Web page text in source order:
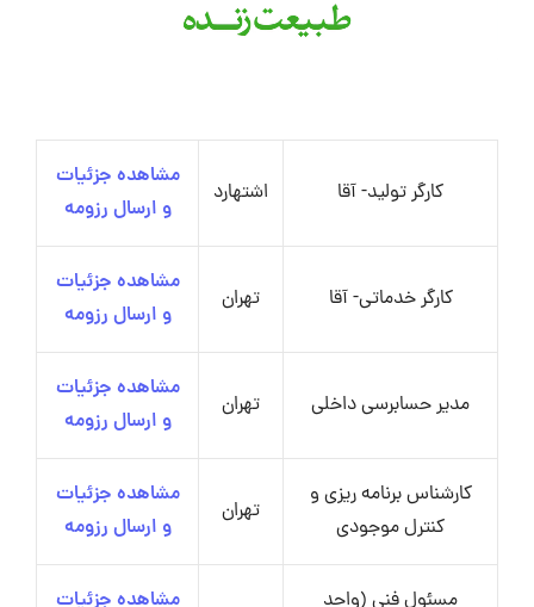
کارگر تولید- آقا اشتهارد
مشاهده جزئیات
و ارسال رزومه
کارگر خدماتی- آقا تهران
مشاهده جزئیات
و ارسال رزومه
مدیر حسابرسی داخلی تهران
مشاهده جزئیات
و ارسال رزومه
کارشناس برنامه ریزی و
کنترل موجودی
تهران
مشاهده جزئیات
و ارسال رزومه
مسئول فنی (واحد مشاهده جزئیات